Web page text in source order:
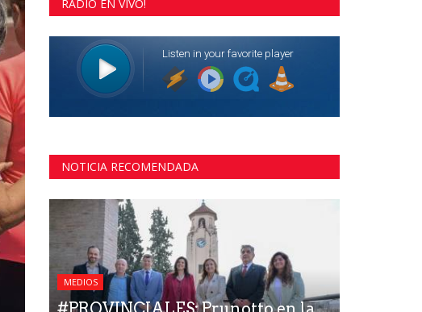
RADIO EN VIVO!
NOTICIA RECOMENDADA
MEDIOS